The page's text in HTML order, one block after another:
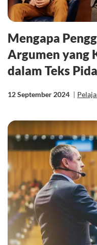
Mengapa
Argumen yang
dalam Teks
12 September 2024 |